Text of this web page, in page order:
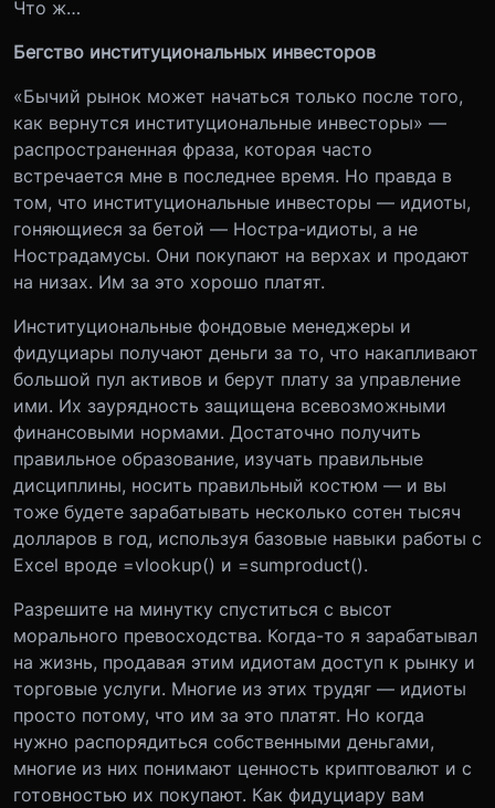
Что ж…
Бегство институциональных инвесторов
«Бычий рынок может начаться только после того,
как вернутся институциональные инвесторы» —
распространенная фраза, которая часто
встречается мне в последнее время. Но правда в
том, что институциональные инвесторы — идиоты,
гоняющиеся за бетой — Ностра-идиоты, а не
Нострадамусы. Они покупают на верхах и продают
на низах. Им за это хорошо платят.
Институциональные фондовые менеджеры и
фидуциары получают деньги за то, что накапливают
большой пул активов и берут плату за управление
ими. Их заурядность защищена всевозможными
финансовыми нормами. Достаточно получить
правильное образование, изучать правильные
дисциплины, носить правильный костюм — и вы
тоже будете зарабатывать несколько сотен тысяч
долларов в год, используя базовые навыки работы с
Еxcel вроде =vlookup() и =sumproduct().
Разрешите на минутку спуститься с высот
морального превосходства. Когда-то я зарабатывал
на жизнь, продавая этим идиотам доступ к рынку и
торговые услуги. Многие из этих трудяг — идиоты
просто потому, что им за это платят. Но когда
нужно распорядиться собственными деньгами,
многие из них понимают ценность криптовалют и с
готовностью их покупают. Как фидуциару вам